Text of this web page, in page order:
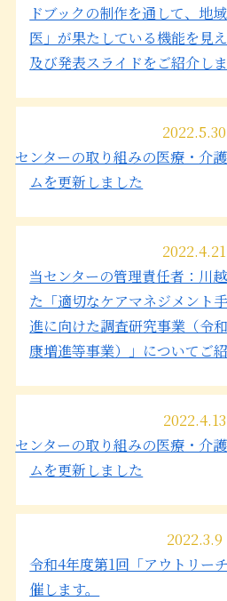
ドブックの制作を通して、地
医」が果たしている機能を見
及び発表スライドをご紹介しま
2022.5.30
センターの取り組みの医療・介
ムを更新しました
2022.4.21
当センターの管理責任者：川
た「適切なケアマネジメント
進に向けた調査研究事業（令
康増進等事業）」についてご紹
2022.4.13
センターの取り組みの医療・介
ムを更新しました
2022.3.9
令和4年度第1回「アウトリー
催します。